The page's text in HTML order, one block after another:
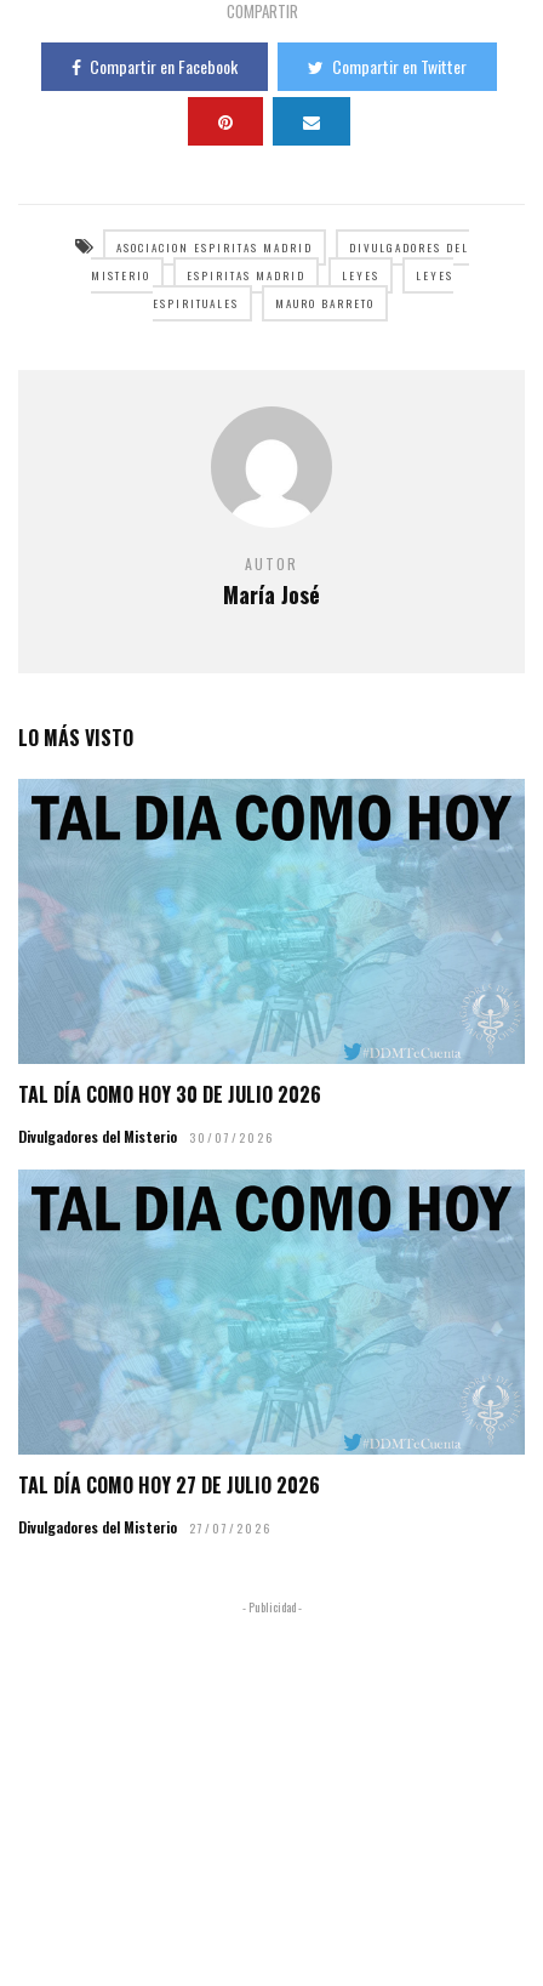
COMPARTIR
Compartir en Facebook Compartir en Twitter
ASOCIACION ESPIRITAS MADRID
DIVULGADORES DEL
MISTERIO
ESPIRITAS MADRID LEYES
LEYES
ESPIRITUALES
MAURO BARRETO
AUTOR
María José
LO MÁS VISTO
TAL DÍA COMO HOY 30 DE JULIO 2026
Divulgadores del Misterio 30/07/2026
TAL DÍA COMO HOY 27 DE JULIO 2026
Divulgadores del Misterio 27/07/2026
- Publicidad -